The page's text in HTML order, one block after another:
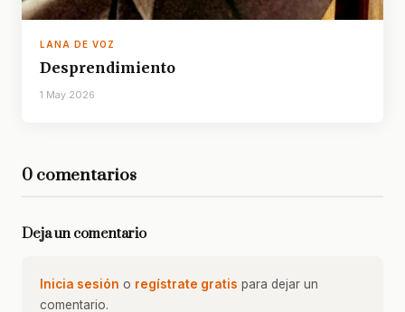
LANA DE VOZ
Desprendimiento
1 May 2026
0 comentarios
Deja un comentario
Inicia sesión o regístrate gratis para dejar un
comentario.